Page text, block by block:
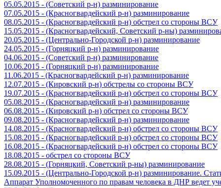
05.05.2015 - (Советский р-н) разминирование
07.05.2015 - (Красногвардейский р-н) разминирование
08.05.2015 - (Красногвардейский р-н) обстрел со стороны ВСУ
15.05.2015 - (Красногвардейский, Советский р-ны)
20.05.2015 - (Центрально-Городской р-н) разминирование
24.05.2015 - (Горняцкий р-н) разминирование
04.06.2015 - (Советский р-н) разминирование
10.06.2015 - (Горняцкий р-н) разминирование
11.06.2015 - (Красногвардейский р-н) разминирование
12.07.2015 - (Кировский р-н) обстрелы со стороны ВСУ
19.07.2015 - (Красногвардейский р-н) обстрел со стороны ВСУ
05.08.2015 - (Красногвардейский р-н) разминирование
06.08.2015 - (Кировский р-н) обстрел со стороны ВСУ
09.08.2015 - (Красногвардейский р-н) разминирование
14.08.2015 - (Красногвардейский р-н) обстрел со стороны ВСУ
15.08.2015 - (Красногвардейский р-н) обстрел со стороны ВСУ
16.08.2015 - (Красногвардейский р-н) обстрел со стороны ВСУ
18.08.2015 - обстрел со стороны ВСУ
28.08.2015 - (Горняцкий, Советский р-ны) разминирование
15.09.2015 - (Центрально-Городской р-н) разминирование.
Аппарат Уполномоченного по правам человека в ДНР ведет